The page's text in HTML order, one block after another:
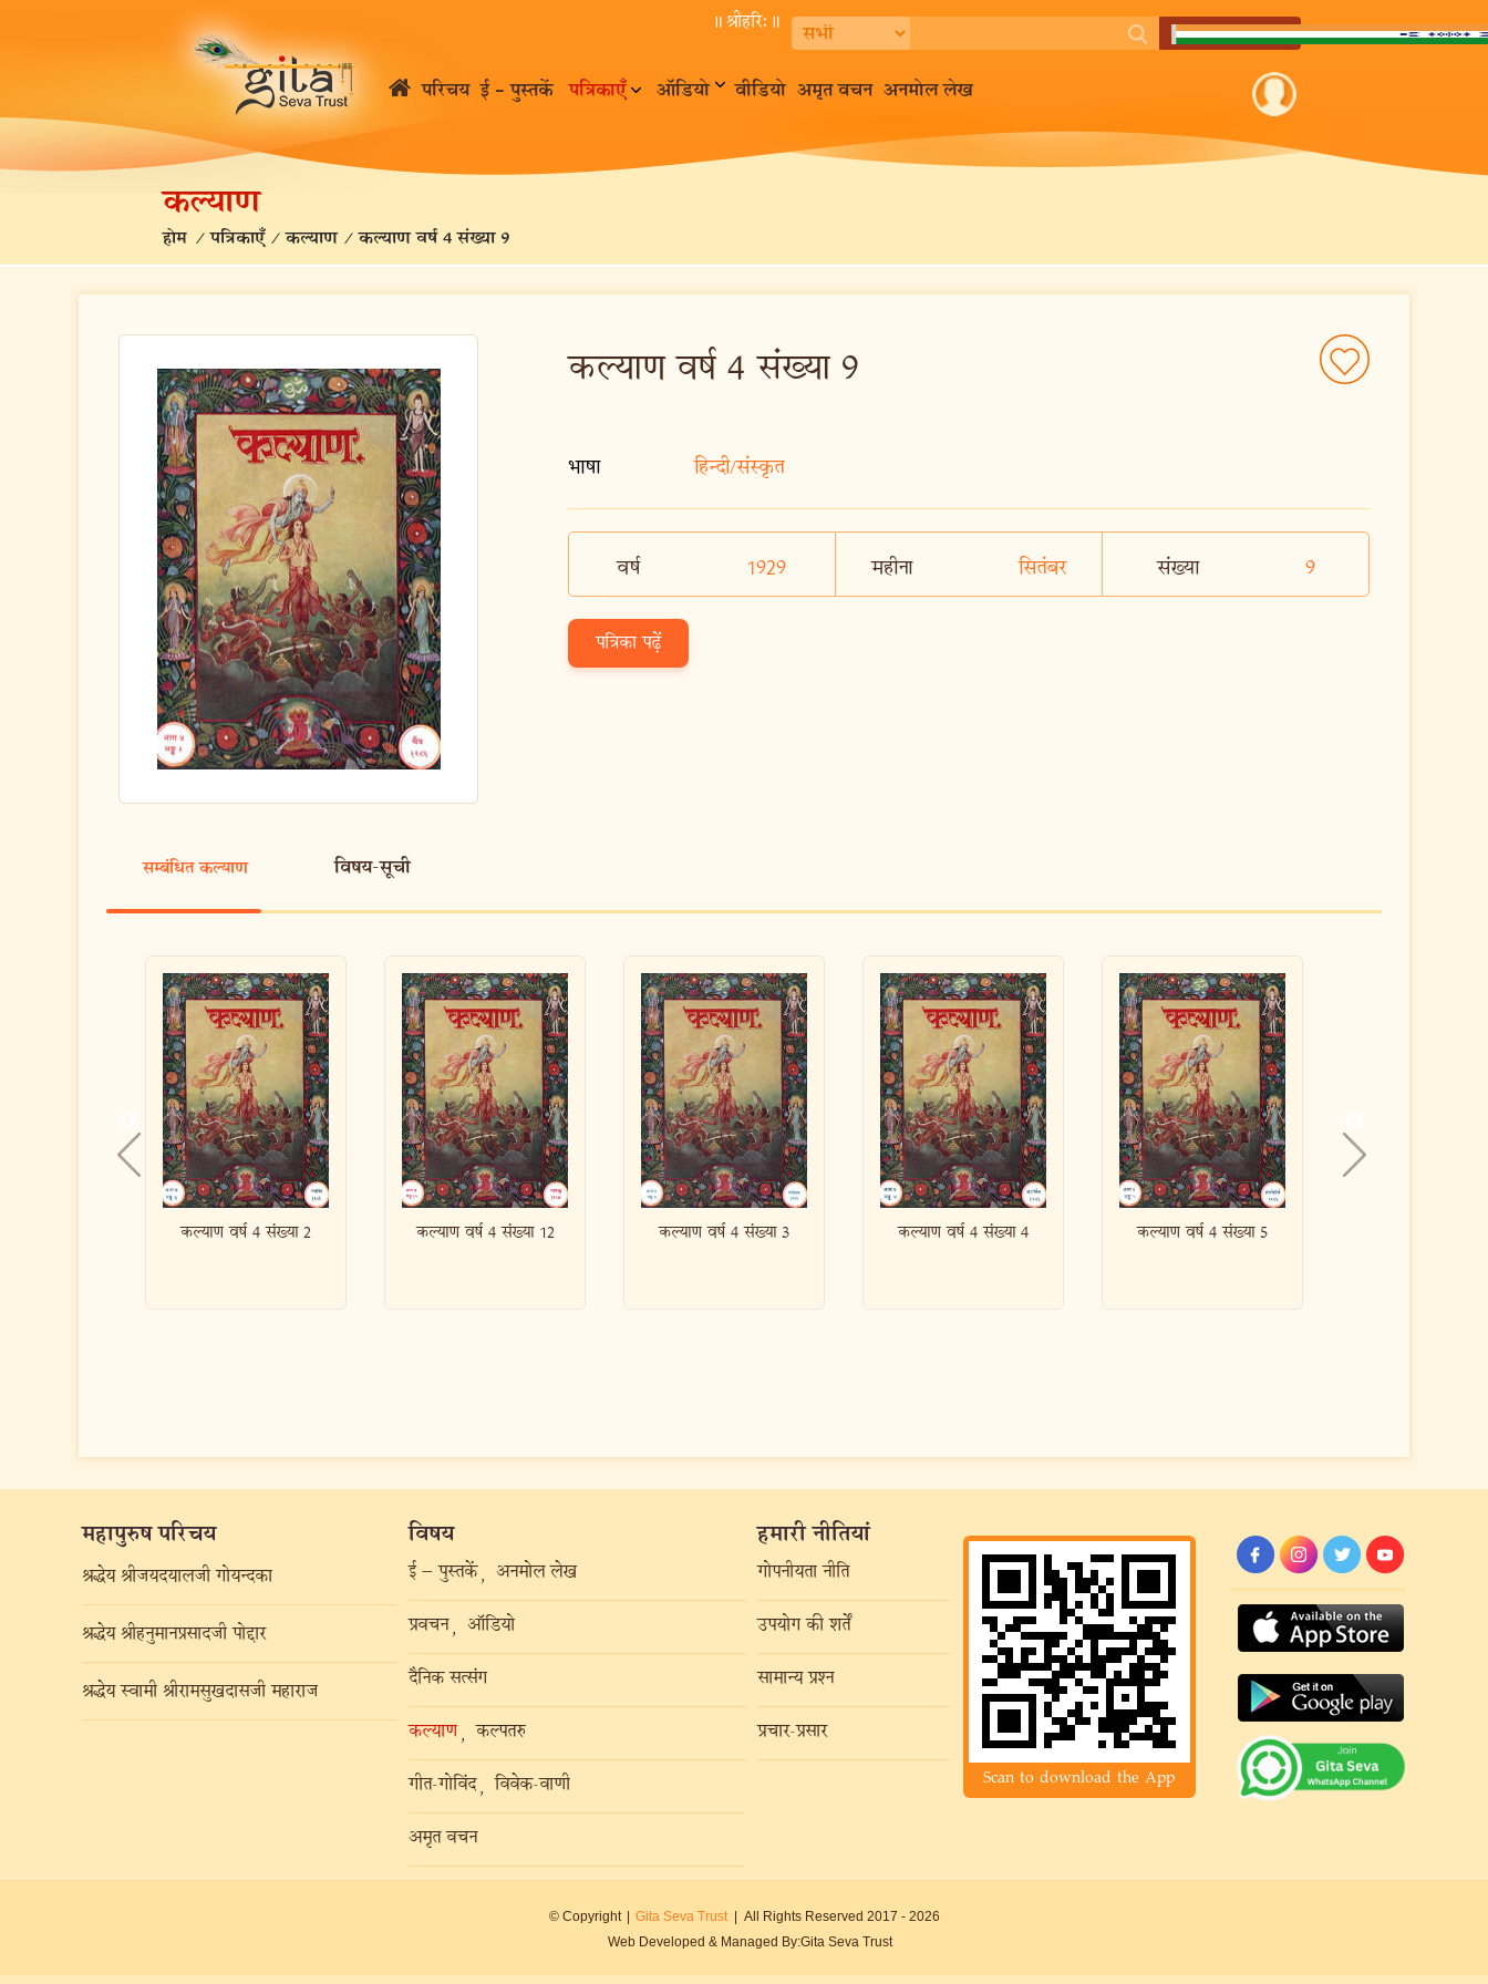
॥ श्रीहरि:॥
परिचय ई – पुस्तकें पत्रिकाएँ ऑडियो वीडियो अमृत वचन अनमोल लेख
कल्याण
होम /पत्रिकाएँ /कल्याण /कल्याण वर्ष 4 संख्या 9
कल्याण वर्ष 4 संख्या 9
भाषा हिन्दी/संस्कृत
वर्ष 1929 महीना सितंबर संख्या 9
पत्रिका पढ़ें
सम्बंधित कल्याण विषय-सूची
कल्याण वर्ष 4 संख्या 12 कल्याण वर्ष 4 संख्या 3 कल्याण वर्ष 4 संख्या 4 कल्याण वर्ष 4 संख्या 5 कल्याण वर्ष 4 संख्या 10
महापुरुष परिचय
श्रद्धेय श्रीजयदयालजी गोयन्दका
श्रद्धेय श्रीहनुमानप्रसादजी पोद्दार
श्रद्धेय स्वामी श्रीरामसुखदासजी महाराज
विषय
ई – पुस्तकें , अनमोल लेख
प्रवचन , ऑडियो
दैनिक सत्संग
कल्याण , कल्पतरु
गीत-गोविंद , विवेक-वाणी
अमृत वचन
हमारी नीतियां
गोपनीयता नीति
उपयोग की शर्तें
सामान्य प्रश्न
प्रचार-प्रसार
Scan to download the App
© Copyright | Gita Seva Trust | All Rights Reserved 2017 - 2026
Web Developed & Managed By:Gita Seva Trust